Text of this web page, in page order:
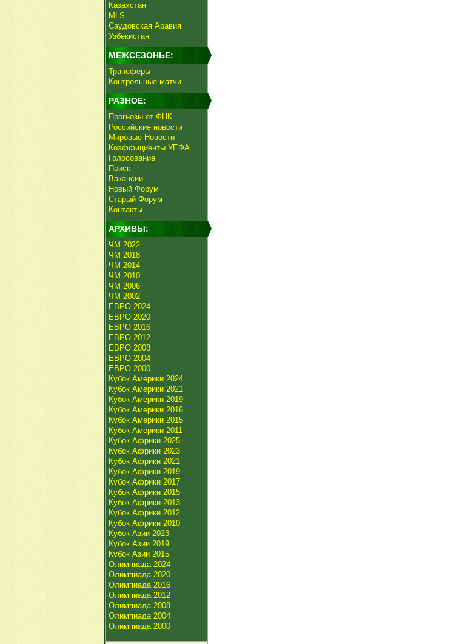
Казахстан
MLS
Саудовская Аравия
Узбекистан
МЕЖСЕЗОНЬЕ:
Трансферы
Контрольные матчи
РАЗНОЕ:
Прогнозы от ФНК
Российские новости
Мировые Новости
Коэффициенты УЕФА
Голосование
Поиск
Вакансии
Новый Форум
Старый Форум
Контакты
АРХИВЫ:
ЧМ 2022
ЧМ 2018
ЧМ 2014
ЧМ 2010
ЧМ 2006
ЧМ 2002
ЕВРО 2024
ЕВРО 2020
ЕВРО 2016
ЕВРО 2012
ЕВРО 2008
ЕВРО 2004
ЕВРО 2000
Кубок Америки 2024
Кубок Америки 2021
Кубок Америки 2019
Кубок Америки 2016
Кубок Америки 2015
Кубок Америки 2011
Кубок Африки 2025
Кубок Африки 2023
Кубок Африки 2021
Кубок Африки 2019
Кубок Африки 2017
Кубок Африки 2015
Кубок Африки 2013
Кубок Африки 2012
Кубок Африки 2010
Кубок Азии 2023
Кубок Азии 2019
Кубок Азии 2015
Олимпиада 2024
Олимпиада 2020
Олимпиада 2016
Олимпиада 2012
Олимпиада 2008
Олимпиада 2004
Олимпиада 2000